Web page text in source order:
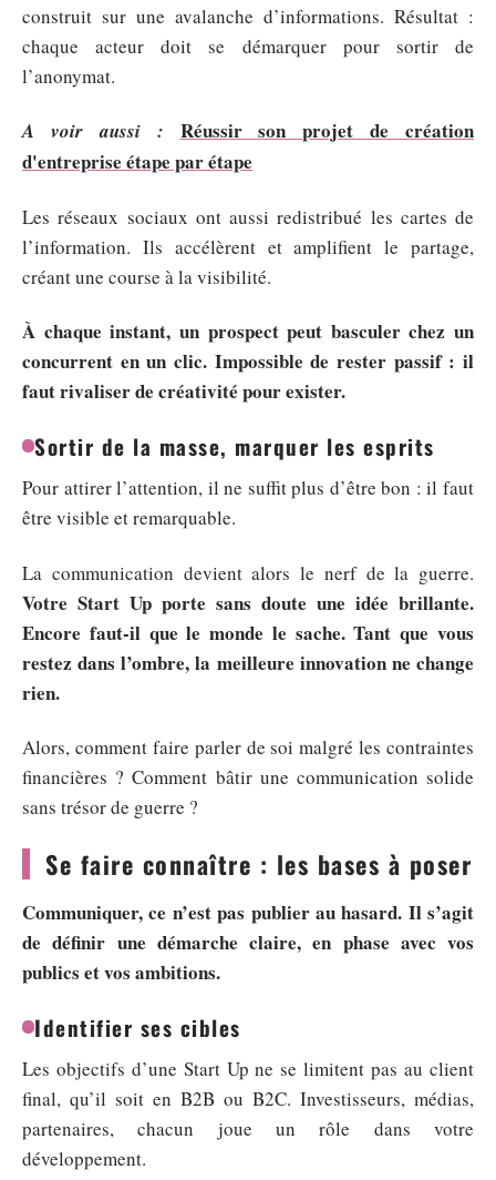
construit sur une avalanche d’informations. Résultat :
chaque acteur doit se démarquer pour sortir de
l’anonymat.
A voir aussi :
Réussir son projet de création
d'entreprise étape par étape
Les réseaux sociaux ont aussi redistribué les cartes de
l’information. Ils accélèrent et amplifient le partage,
créant une course à la visibilité.
À chaque instant, un prospect peut basculer chez un
concurrent en un clic. Impossible de rester passif : il
faut rivaliser de créativité pour exister.
Sortir de la masse, marquer les esprits
Pour attirer l’attention, il ne suffit plus d’être bon : il faut
être visible et remarquable.
La communication devient alors le nerf de la guerre.
Votre Start Up porte sans doute une idée brillante.
Encore faut-il que le monde le sache. Tant que vous
restez dans l’ombre, la meilleure innovation ne change
rien.
Alors, comment faire parler de soi malgré les contraintes
financières ? Comment bâtir une communication solide
sans trésor de guerre ?
Se faire connaître : les bases à poser
Communiquer, ce n’est pas publier au hasard. Il s’agit
de définir une démarche claire, en phase avec vos
publics et vos ambitions.
Identifier ses cibles
Les objectifs d’une Start Up ne se limitent pas au client
final, qu’il soit en B2B ou B2C. Investisseurs, médias,
partenaires, chacun joue un rôle dans votre
développement.